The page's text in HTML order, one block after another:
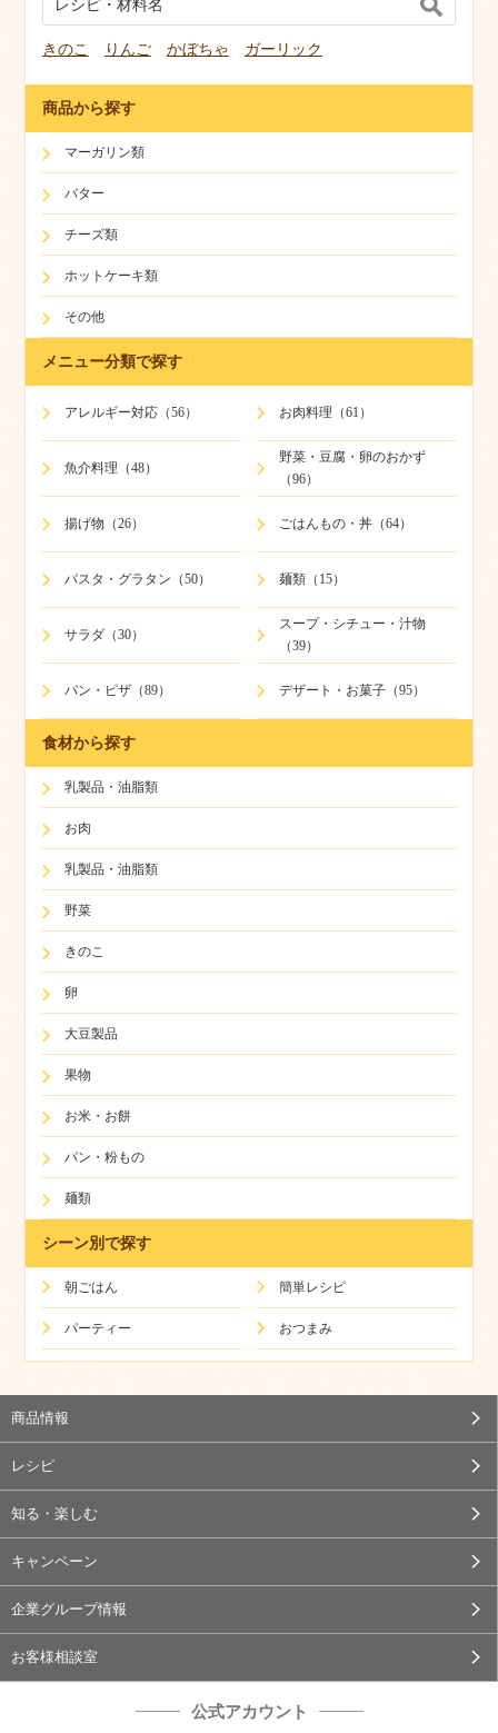
きのこ りんご かぼちゃ ガーリック
商品から探す
マーガリン類
バター
チーズ類
ホットケーキ類
その他
メニュー分類で探す
アレルギー対応（56） お肉料理（61）
魚介料理（48）
野菜・豆腐・卵のおかず
（96）
揚げ物（26） ごはんもの・丼（64）
パスタ・グラタン（50） 麺類（15）
サラダ（30）
スープ・シチュー・汁物
（39）
パン・ピザ（89） デザート・お菓子（95）
食材から探す
乳製品・油脂類
お肉
乳製品・油脂類
野菜
きのこ
卵
大豆製品
果物
お米・お餅
パン・粉もの
麺類
シーン別で探す
朝ごはん 簡単レシピ
パーティー おつまみ
商品情報
レシピ
知る・楽しむ
キャンペーン
企業グループ情報
お客様相談室
公式アカウント